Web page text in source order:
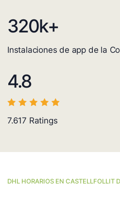
320k+
Instalaciones de app de la
4.8
7.617 Ratings
DHL HORARIOS EN CASTELLFOLLIT